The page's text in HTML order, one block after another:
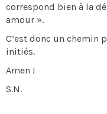
correspond bien à la
amour ».
C’est donc un chemin
initiés.
Amen !
S.N.